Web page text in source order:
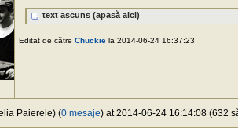
text ascuns (apasă aici)
Editat de către Chuckie la 2014-06-24 16:37:23
Paierele) (0 mesaje) at 2014-06-24 16:14:08 (632